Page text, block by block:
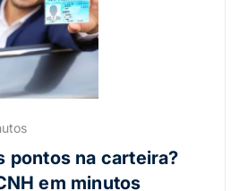
pontos na carteira?
em minutos